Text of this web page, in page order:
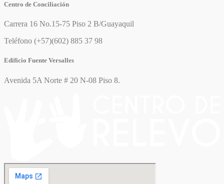
Centro de Conciliación
Carrera 16 No.15-75 Piso 2 B/Guayaquil
Teléfono (+57)(602) 885 37 98
Edificio Fuente Versalles
Avenida 5A Norte # 20 N-08 Piso 8.